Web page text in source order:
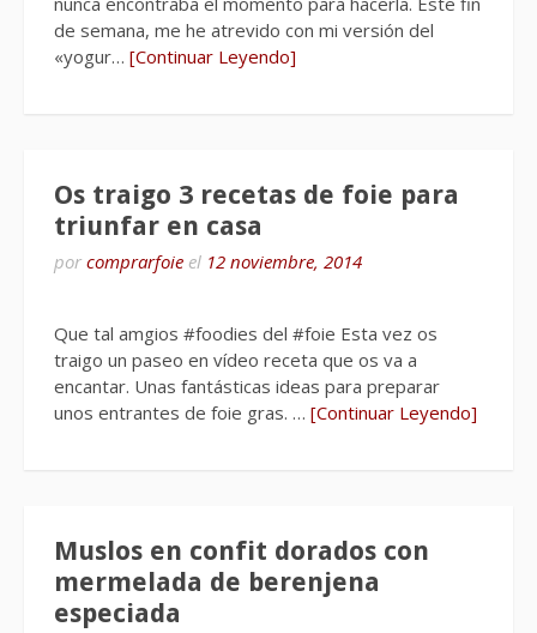
de semana, me he atrevido con mi versión del
«yogur… [Continuar Leyendo]
Os traigo 3 recetas de foie para
triunfar en casa
por comprarfoie el 12 noviembre, 2014
Que tal amgios #foodies del #foie Esta vez os
traigo un paseo en vídeo receta que os va a
encantar. Unas fantásticas ideas para preparar
unos entrantes de foie gras. … [Continuar Leyendo]
Muslos en confit dorados con
mermelada de berenjena
especiada